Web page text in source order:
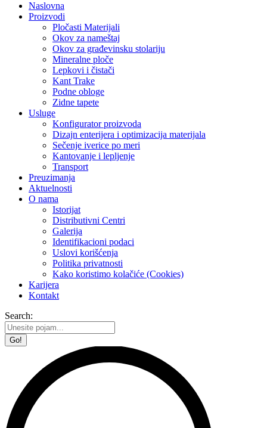
Naslovna
Proizvodi
Pločasti Materijali
Okov za nameštaj
Okov za građevinsku stolariju
Mineralne ploče
Lepkovi i čistači
Kant Trake
Podne obloge
Zidne tapete
Usluge
Konfigurator proizvoda
Dizajn enterijera i optimizacija materijala
Sečenje iverice po meri
Kantovanje i lepljenje
Transport
Preuzimanja
Aktuelnosti
O nama
Istorijat
Distributivni Centri
Galerija
Identifikacioni podaci
Uslovi korišćenja
Politika privatnosti
Kako koristimo kolačiće (Cookies)
Karijera
Kontakt
Search: